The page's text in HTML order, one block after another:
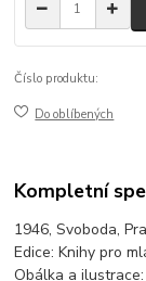
Číslo produktu:
Do oblíbených
Kompletní
1946, Svoboda,
Edice: Knihy pro
Obálka a